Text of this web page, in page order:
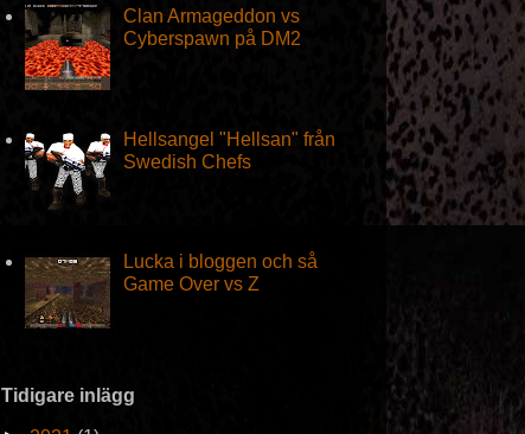
Clan Armageddon vs
Cyberspawn på DM2
Hellsangel "Hellsan" från
Swedish Chefs
Lucka i bloggen och så
Game Over vs Z
Tidigare inlägg